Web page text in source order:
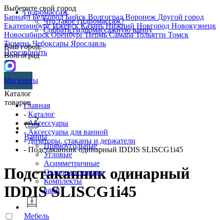
Выберите свой город
БарнаулБелгородБийск ВолгоградВоронеж Другой город
ЕкатеринбургИжевскКазаньНижний Новгород Новокузнецк
НовосибирскОренбургПермьСамараТольятти Томск
ТюменьЧебоксары Ярославль
Перезвонить
Гидромассаж
Что такое гидромассаж?
Собрать гидромассажную ванну
Ваш город:
Волгоград
Магазины
Каталог
товаров
Ванны
Прямоугольные
Угловые
Асимметричные
Отдельностоящие
Комплекты
ванн
Мебель
Главная
- Каталог
-Аксессуары
- Аксессуары для ванной
-Дозаторы, стаканы и держатели
- Подстаканник одинарный IDDIS SLISCG1i45
Подстаканник одинарный
IDDIS SLISCG1i45